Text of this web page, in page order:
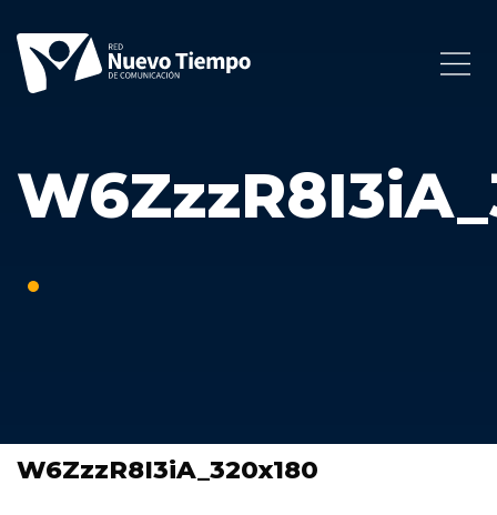
W6ZzzR8I3iA_320x180